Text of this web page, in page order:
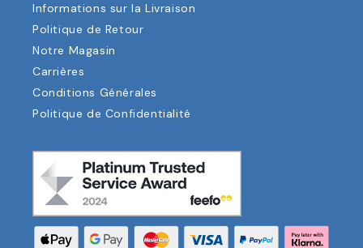
Informations sur la Livraison
Politique de Retour
Notre Magasin
Carrières
Conditions Générales
Politique de Confidentialité